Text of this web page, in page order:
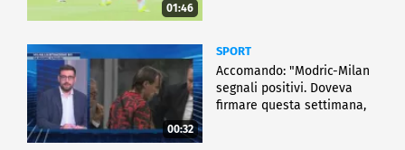
01:46
00:32
SPORT
Accomando: "Modric-Milan
segnali positivi. Doveva
firmare questa settimana,